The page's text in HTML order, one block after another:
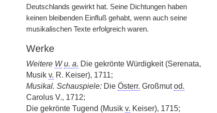
Deutschlands gewirkt hat. Seine Dichtungen haben
keinen bleibenden Einfluß gehabt, wenn auch seine
musikalischen Texte erfolgreich waren.
Werke
Weitere W u. a. Die gekrönte Würdigkeit (Serenata,
Musik v. R. Keiser), 1711;
Musikal. Schauspiele: Die Österr. Großmutod.
Carolus V., 1712;
Die gekrönte Tugend (Musik v. Keiser), 1715;